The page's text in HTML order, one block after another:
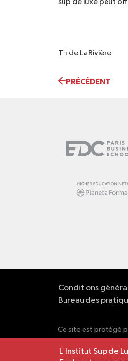
sup de luxe peut
Th de La Rivière
PRÉCÉDENT
Conditions
Bureau des
Ce site est protégé
L'Institut Sup de